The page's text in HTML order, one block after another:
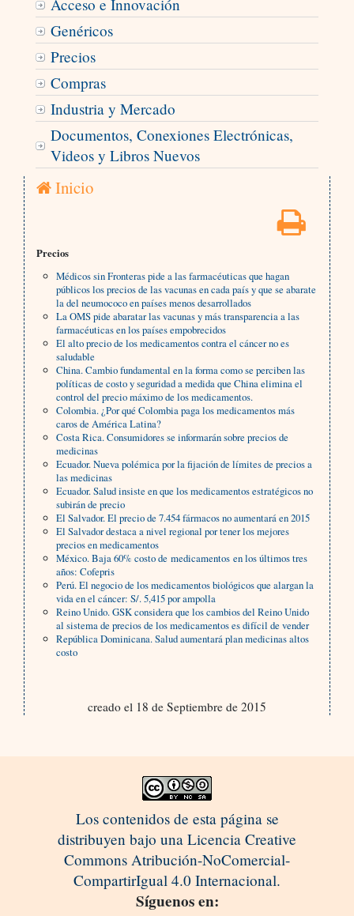
Acceso e Innovación
Genéricos
Precios
Compras
Industria y Mercado
Documentos, Conexiones Electrónicas,
Videos y Libros Nuevos
Inicio
Precios
Médicos sin Fronteras pide a las farmacéuticas que hagan
públicos los precios de las vacunas en cada país y que se abarate
la del neumococo en países menos desarrollados
La OMS pide abaratar las vacunas y más transparencia a las
farmacéuticas en los países empobrecidos
El alto precio de los medicamentos contra el cáncer no es
saludable
China. Cambio fundamental en la forma como se perciben las
políticas de costo y seguridad a medida que China elimina el
control del precio máximo de los medicamentos.
Colombia. ¿Por qué Colombia paga los medicamentos más
caros de América Latina?
Costa Rica. Consumidores se informarán sobre precios de
medicinas
Ecuador. Nueva polémica por la fijación de límites de precios a
las medicinas
Ecuador. Salud insiste en que los medicamentos estratégicos no
subirán de precio
El Salvador. El precio de 7.454 fármacos no aumentará en 2015
El Salvador destaca a nivel regional por tener los mejores
precios en medicamentos
México. Baja 60% costo de medicamentos en los últimos tres
años: Cofepris
Perú. El negocio de los medicamentos biológicos que alargan la
vida en el cáncer: S/. 5,415 por ampolla
Reino Unido. GSK considera que los cambios del Reino Unido
al sistema de precios de los medicamentos es difícil de vender
República Dominicana. Salud aumentará plan medicinas altos
costo
creado el 18 de Septiembre de 2015
Los contenidos de esta página se
distribuyen bajo una Licencia Creative
Commons Atribución-NoComercial-
CompartirIgual 4.0 Internacional.
Síguenos en: